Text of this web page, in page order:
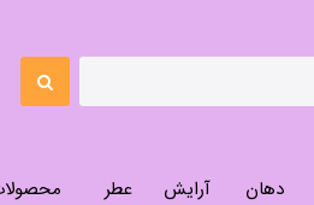
دهان
آرایش
عطر